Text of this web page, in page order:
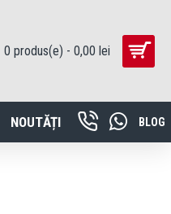
0 produs(e) - 0,00 lei
NOUTĂȚI BLOG